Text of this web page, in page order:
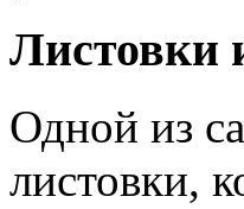
Листовки
Одной из
листовки,